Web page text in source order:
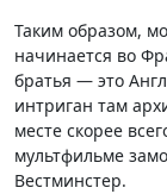
Таким образом,
начинается во
братья — это
интриган там
месте скорее
мультфильме
Вестминстер.